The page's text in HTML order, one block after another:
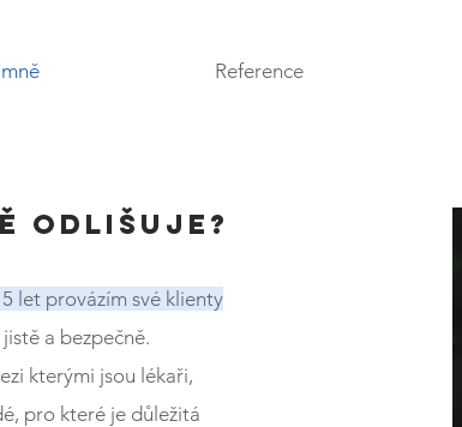
Reference
ODLIŠUJE?
let provázím své klienty
a bezpečně.
kterými jsou lékaři,
pro které je důležitá